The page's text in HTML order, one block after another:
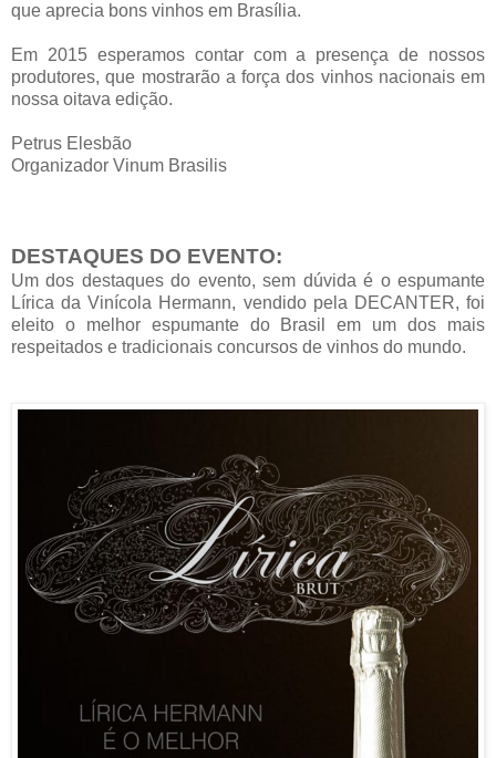
que aprecia bons vinhos em Brasília.
Em 2015 esperamos contar com a presença de nossos
produtores, que mostrarão a força dos vinhos nacionais em
nossa oitava edição.
Petrus Elesbão
Organizador Vinum Brasilis
DESTAQUES DO EVENTO:
Um dos destaques do evento, sem dúvida é o espumante
Lírica da Vinícola Hermann, vendido pela DECANTER, foi
eleito o melhor espumante do Brasil em um dos mais
respeitados e tradicionais concursos de vinhos do mundo.